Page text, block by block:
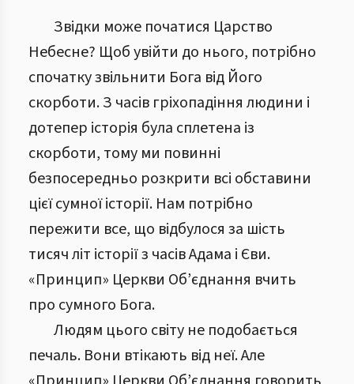
Звідки може початися Царство
Небесне? Щоб увійти до нього, потрібно
спочатку звільнити Бога від Його
скорботи. З часів гріхопадіння людини і
дотепер історія була сплетена із
скорботи, тому ми повинні
безпосередньо розкрити всі обставини
цієї сумної історії. Нам потрібно
пережити все, що відбулося за шість
тисяч літ історії з часів Адама і Єви.
«Принцип» Церкви Об’єднання вчить
про сумного Бога.
Людям цього світу не подобається
печаль. Вони втікають від неї. Але